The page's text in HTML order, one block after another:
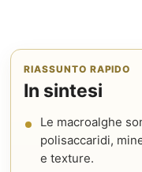
RIASSUNTO RAPIDO
In sintesi
Le macroalghe
polisaccaridi,
e texture.